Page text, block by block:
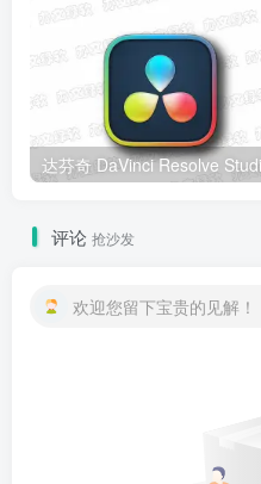
评论 抢沙发
欢迎您留下宝贵的见解！